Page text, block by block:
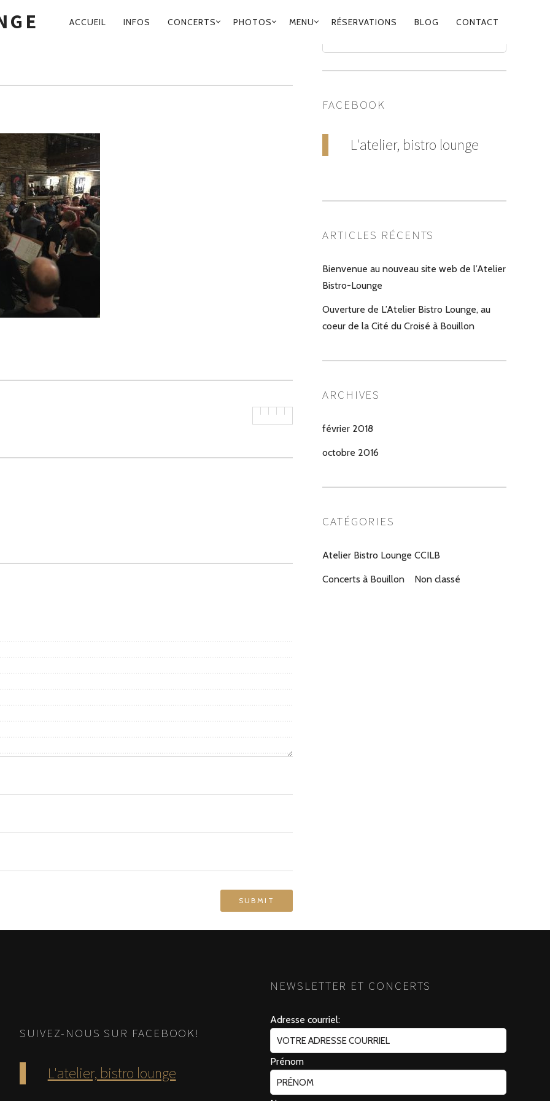
NAVIGATION
ACCUEIL INFOS CONCERTS PHOTOS MENU RÉSERVATIONS BLOG CONTACT
FACEBOOK
L'atelier, bistro lounge
ARTICLES RÉCENTS
Bienvenue au nouveau site web de l’Atelier
Bistro-Lounge
Ouverture de L’Atelier Bistro Lounge, au
coeur de la Cité du Croisé à Bouillon
ARCHIVES
février 2018
octobre 2016
CATÉGORIES
Atelier Bistro Lounge CCILB
Concerts à Bouillon Non classé
SUIVEZ-NOUS SUR FACEBOOK!
L'atelier, bistro lounge
NEWSLETTER ET CONCERTS
Adresse courriel:
Prénom